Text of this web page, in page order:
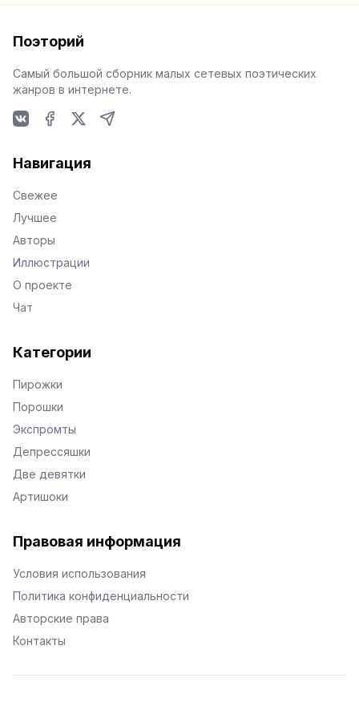
Поэторий
Самый большой сборник малых сетевых поэтических
жанров в интернете.
Навигация
Свежее
Лучшее
Авторы
Иллюстрации
О проекте
Чат
Категории
Пирожки
Порошки
Экспромты
Депрессяшки
Две девятки
Артишоки
Правовая информация
Условия использования
Политика конфиденциальности
Авторские права
Контакты